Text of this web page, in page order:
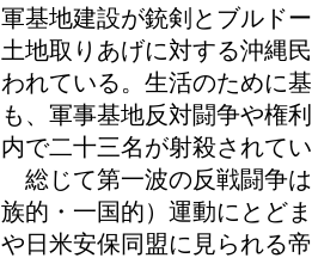
軍基地建設が銃剣とブルド
土地取りあげに対する沖縄
われている。生活のために
も、軍事基地反対闘争や権
内で二十三名が射殺されて
総じて第一波の反戦闘争
族的・一国的）運動にとど
や日米安保同盟に見られる